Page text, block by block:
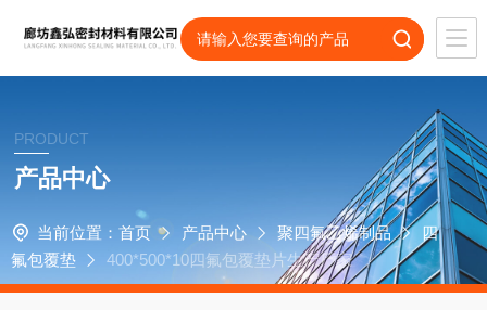
PRODUCT
产品中心
当前位置： 首页 产品中心 聚四氟乙烯制品
四
氟包覆垫
400*500*10四氟包覆垫片生产厂家